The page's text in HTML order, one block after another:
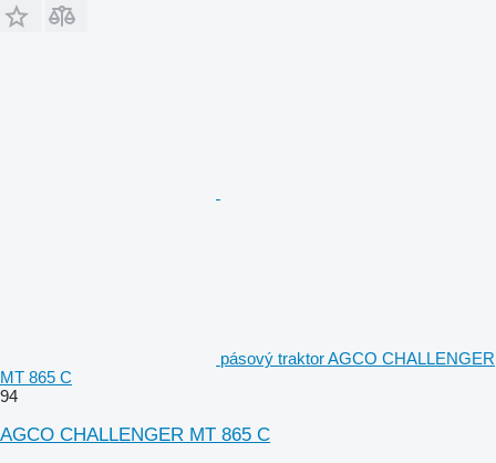
pásový traktor AGCO CHALLENGER
MT 865 C
94
AGCO CHALLENGER MT 865 C